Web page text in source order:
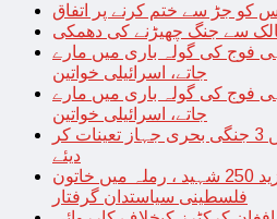
کو جڑ سے ختم کرنے پر اتفاق
سے جنگ چھیڑنے کی دھمکی
فوج کی گولہ باری میں مارے
جاتے، اسرائیلی خواتین
فوج کی گولہ باری میں مارے
جاتے، اسرائیلی خواتین
بھارت نے بحیرہ عرب میں 3 جنگی بحری جہاز تعینات کر
دیئے
غزہ پر بمباری سے مزید 250 شہید ، رملہ میں خاتون
فلسطینی سیاستدان گرفتار